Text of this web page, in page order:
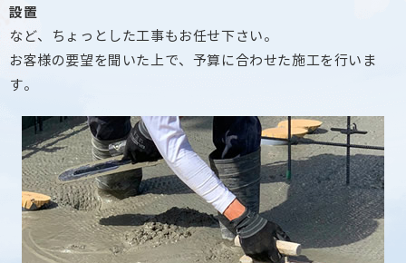
設置
など、ちょっとした工事もお任せ下さい。
お客様の要望を聞いた上で、予算に合わせた施工を行いま
す。